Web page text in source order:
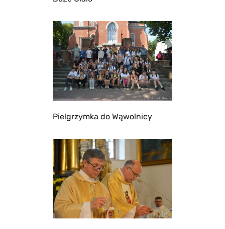
Pielgrzymka do Wąwolnicy